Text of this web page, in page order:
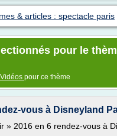
& articles : spectacle paris
pour le
pour ce thème
vous à Disneyland
» 2016 en 6 rendez-vous à